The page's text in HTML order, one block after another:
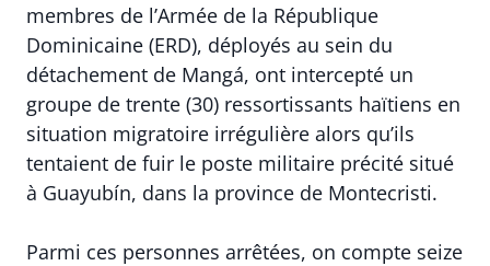
membres de l’Armée de la République
Dominicaine (ERD), déployés au sein du
détachement de Mangá, ont intercepté un
groupe de trente (30) ressortissants haïtiens en
situation migratoire irrégulière alors qu’ils
tentaient de fuir le poste militaire précité situé
à Guayubín, dans la province de Montecristi.
Parmi ces personnes arrêtées, on compte seize